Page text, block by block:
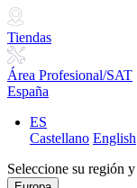
Tiendas
Área Profesional/SAT
España
ES
Castellano English
Seleccione su región